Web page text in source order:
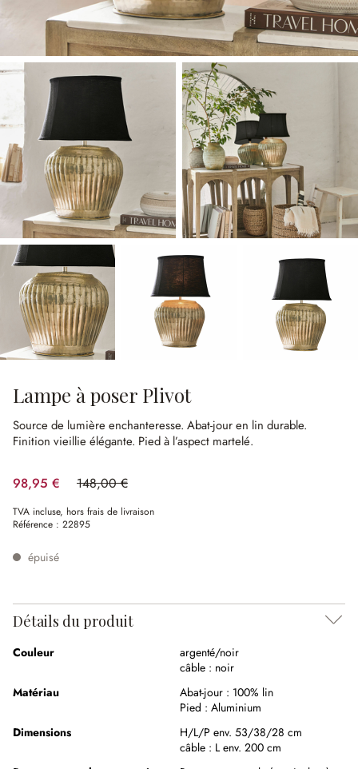
Lampe à poser Plivot
Source de lumière enchanteresse. Abat-jour en lin durable.
Finition vieillie élégante. Pied à l’aspect martelé.
98,95 € 148,00 €
(33.14%spared)
TVA incluse, hors frais de livraison
Référence : 22895
épuisé
Détails du produit
Couleur
argenté/noir
câble : noir
Matériau
Abat-jour : 100% lin
Pied : Aluminium
Dimensions
H/L/P env. 53/38/28 cm
câble : L env. 200 cm